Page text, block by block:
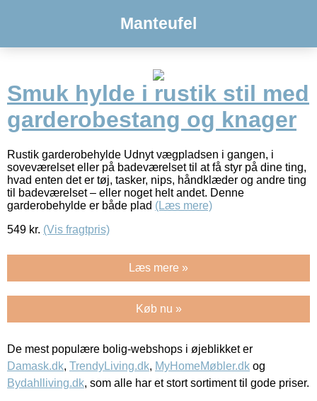
Manteufel
Smuk hylde i rustik stil med
garderobestang og knager
Rustik garderobehylde Udnyt vægpladsen i gangen, i
soveværelset eller på badeværelset til at få styr på dine ting,
hvad enten det er tøj, tasker, nips, håndklæder og andre ting
til badeværelset – eller noget helt andet. Denne
garderobehylde er både plad (Læs mere)
549 kr. (Vis fragtpris)
Læs mere »
Køb nu »
De mest populære bolig-webshops i øjeblikket er
Damask.dk, TrendyLiving.dk, MyHomeMøbler.dk og
Bydahlliving.dk, som alle har et stort sortiment til gode priser.